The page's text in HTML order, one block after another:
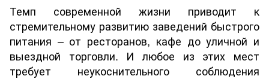
Темп современной жизни приводит к
стремительному развитию заведений быстрого
питания – от ресторанов, кафе до уличной и
выездной торговли. И любое из этих мест
требует неукоснительного соблюдения